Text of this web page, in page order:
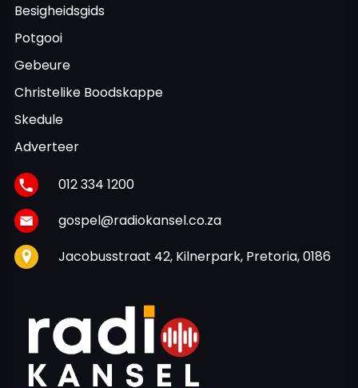
Besigheidsgids
Potgooi
Gebeure
Christelike Boodskappe
Skedule
Adverteer
012 334 1200
gospel@radiokansel.co.za
Jacobusstraat 42, Kilnerpark, Pretoria, 0186